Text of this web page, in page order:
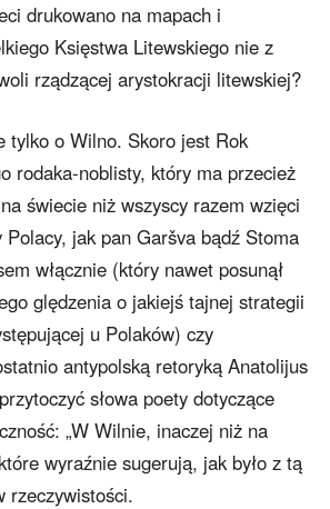
drukowano na mapach i
Księstwa Litewskiego nie z
rządzącej arystokracji litewskiej?
tylko o Wilno. Skoro jest Rok
rodaka-noblisty, który ma przecież
świecie niż wszyscy razem wzięci
jak pan Garšva bądź Stoma
włącznie (który nawet posunął
ględzenia o jakiejś tajnej strategii
u Polaków) czy
antypolską retoryką Anatolijus
słowa poety dotyczące
„W Wilnie, inaczej niż na
wyraźnie sugerują, jak było z tą
rzeczywistości.